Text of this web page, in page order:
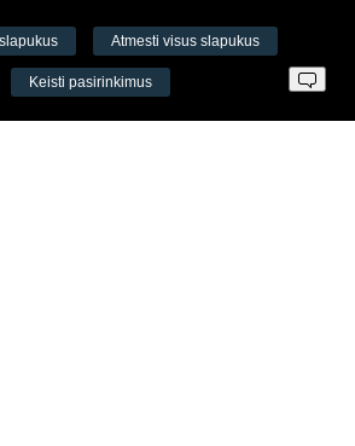
centras AEROMIXAtmesti visus slapukus
Keisti pasirinkimus